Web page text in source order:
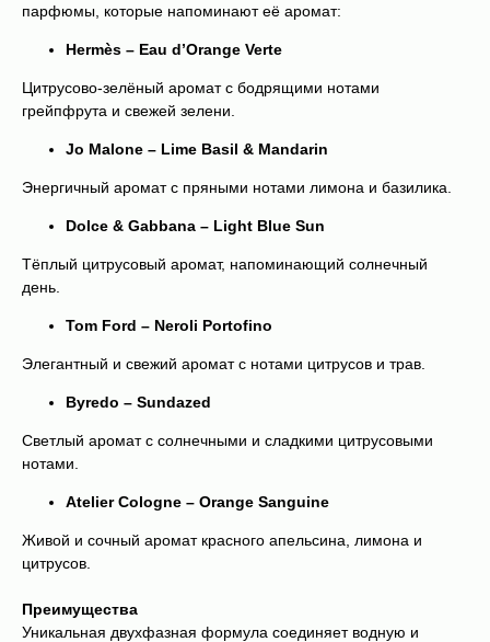
парфюмы, которые напоминают её аромат:
Hermès – Eau d’Orange Verte
Цитрусово-зелёный аромат с бодрящими нотами
грейпфрута и свежей зелени.
Jo Malone – Lime Basil & Mandarin
Энергичный аромат с пряными нотами лимона и базилика.
Dolce & Gabbana – Light Blue Sun
Тёплый цитрусовый аромат, напоминающий солнечный
день.
Tom Ford – Neroli Portofino
Элегантный и свежий аромат с нотами цитрусов и трав.
Byredo – Sundazed
Светлый аромат с солнечными и сладкими цитрусовыми
нотами.
Atelier Cologne – Orange Sanguine
Живой и сочный аромат красного апельсина, лимона и
цитрусов.
Преимущества
Уникальная двухфазная формула соединяет водную и